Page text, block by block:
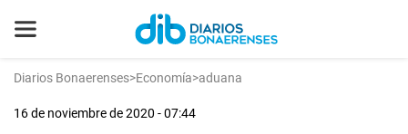
Diarios Bonaerenses>Economía>aduana
16 de noviembre de 2020 - 07:44